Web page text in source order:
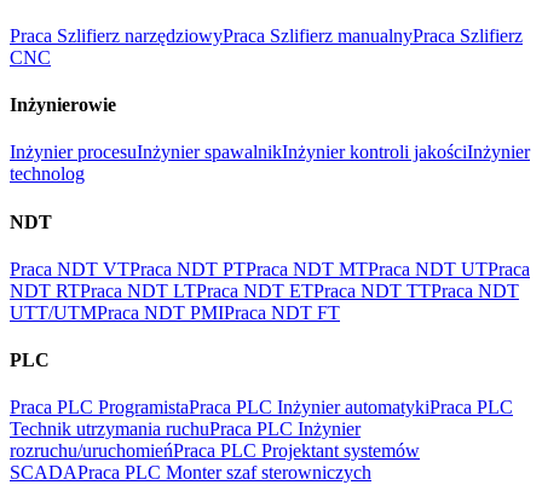
Praca Szlifierz narzędziowyPraca Szlifierz manualnyPraca Szlifierz
CNC
Inżynierowie
Inżynier procesuInżynier spawalnikInżynier kontroli jakościInżynier
technolog
NDT
Praca NDT VTPraca NDT PTPraca NDT MTPraca NDT UTPraca
NDT RTPraca NDT LTPraca NDT ETPraca NDT TTPraca NDT
UTT/UTMPraca NDT PMIPraca NDT FT
PLC
Praca PLC ProgramistaPraca PLC Inżynier automatykiPraca PLC
Technik utrzymania ruchuPraca PLC Inżynier
rozruchu/uruchomieńPraca PLC Projektant systemów
SCADAPraca PLC Monter szaf sterowniczych